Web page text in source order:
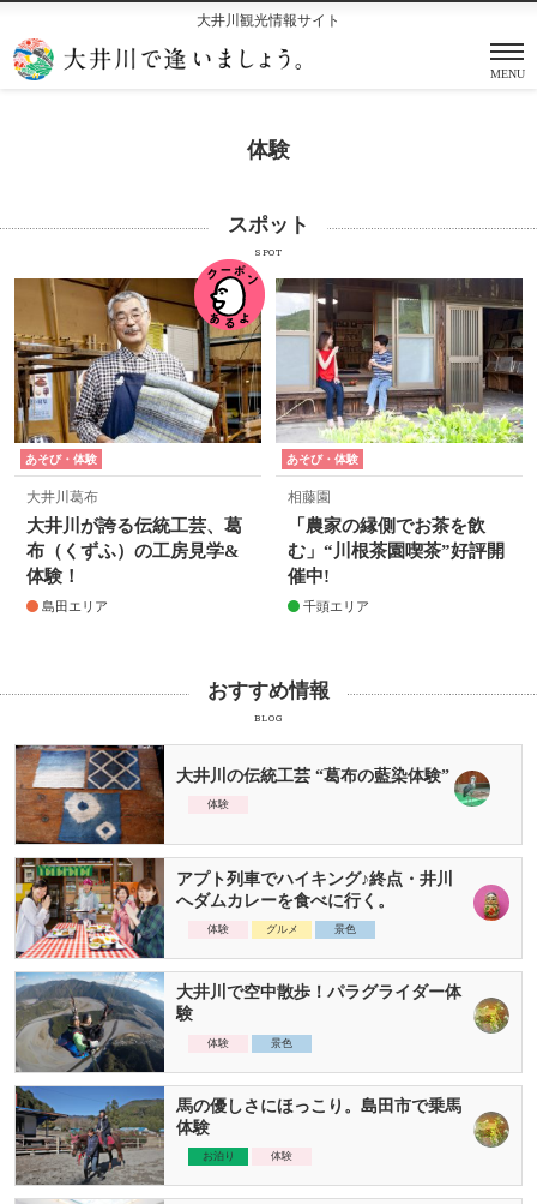
大井川観光情報サイト
MENU
体験
スポット
SPOT
あそび・体験
大井川葛布
大井川が誇る伝統工芸、葛
布（くずふ）の工房見学&
体験！
島田エリア
あそび・体験
相藤園
「農家の縁側でお茶を飲
む」“川根茶園喫茶”好評開
催中!
千頭エリア
おすすめ情報
BLOG
大井川の伝統工芸 “葛布の藍染体験”
体験
アプト列車でハイキング♪終点・井川
へダムカレーを食べに行く。
体験 グルメ 景色
大井川で空中散歩！パラグライダー体
験
体験 景色
馬の優しさにほっこり。島田市で乗馬
体験
お泊り 体験